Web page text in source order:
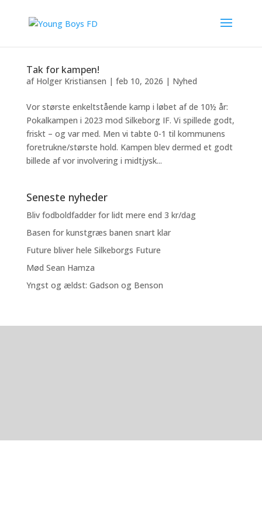
Tak for kampen!
af Holger Kristiansen | feb 10, 2026 | Nyhed
Vor største enkeltstående kamp i løbet af de 10½ år:
Pokalkampen i 2023 mod Silkeborg IF. Vi spillede godt,
friskt – og var med. Men vi tabte 0-1 til kommunens
foretrukne/største hold. Kampen blev dermed et godt
billede af vor involvering i midtjysk...
Seneste nyheder
Bliv fodboldfadder for lidt mere end 3 kr/dag
Basen for kunstgræs banen snart klar
Future bliver hele Silkeborgs Future
Mød Sean Hamza
Yngst og ældst: Gadson og Benson